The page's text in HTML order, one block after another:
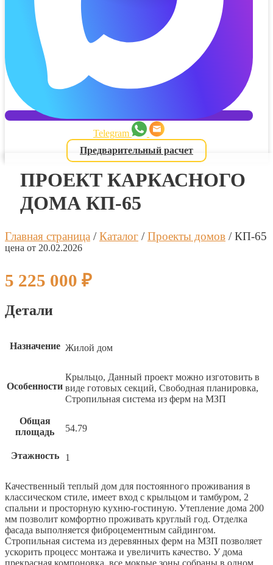
ИНДИВИДУАЛЬНЫЙ
Telegram
Предварительный расчет
ИНДИВИДУАЛЬНЫЙ
ПРОЕКТ КАРКАСНОГО
ДОМА КП-65
Главная страница / Каталог / Проекты домов / КП-65
цена от 20.02.2026
5 225 000 ₽
Детали
Назначение Жилой дом
Особенности
Крыльцо, Данный проект можно изготовить в
виде готовых секций, Свободная планировка,
Стропильная система из ферм на МЗП
Общая
площадь
54.79
Этажность 1
Качественный теплый дом для постоянного проживания в
классическом стиле, имеет вход с крыльцом и тамбуром, 2
спальни и просторную кухню-гостиную. Утепление дома 200
мм позволит комфортно проживать круглый год. Отделка
фасада выполняется фиброцементным сайдингом.
Стропильная система из деревянных ферм на МЗП позволяет
ускорить процесс монтажа и увеличить качество. У дома
прекрасная компоновка, все мокрые зоны собраны в одном
ИНДИВИДУАЛЬНЫЙ